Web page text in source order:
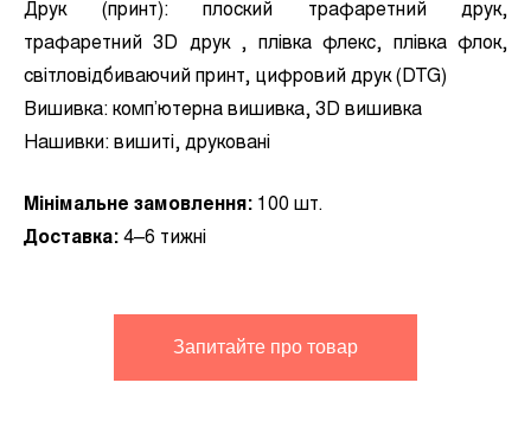
Друк (принт):плоский трафаретний друк,
трафаретний 3D друк , плівка флекс, плівка флок,
світловідбиваючий принт, цифровий друк (DTG)
Вишивка: комп’ютерна вишивка, 3D вишивка
Нашивки: вишиті, друковані
Мінімальне замовлення: 100 шт.
Доставка: 4–6 тижні
Запитайте про товар